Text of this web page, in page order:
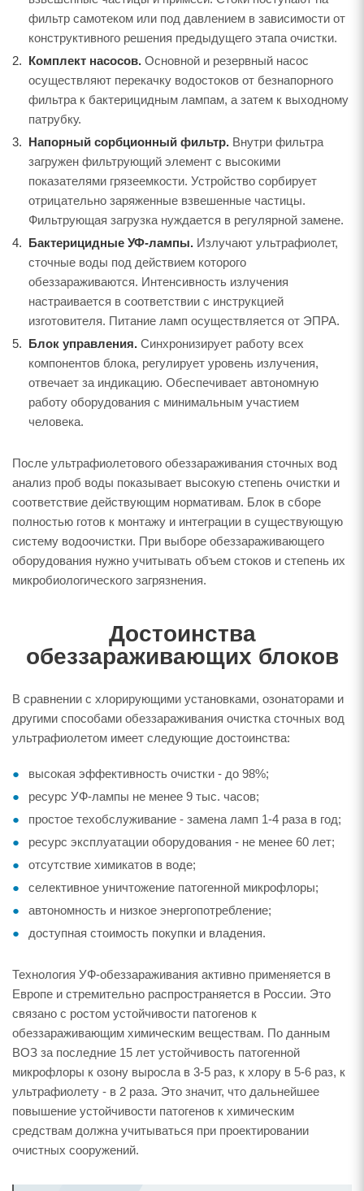
фильтр самотеком или под давлением в зависимости от
конструктивного решения предыдущего этапа очистки.
Комплект насосов. Основной и резервный насос
осуществляют перекачку водостоков от безнапорного
фильтра к бактерицидным лампам, а затем к выходному
патрубку.
Напорный сорбционный фильтр. Внутри фильтра
загружен фильтрующий элемент с высокими
показателями грязеемкости. Устройство сорбирует
отрицательно заряженные взвешенные частицы.
Фильтрующая загрузка нуждается в регулярной замене.
Бактерицидные УФ-лампы. Излучают ультрафиолет,
сточные воды под действием которого
обеззараживаются. Интенсивность излучения
настраивается в соответствии с инструкцией
изготовителя. Питание ламп осуществляется от ЭПРА.
Блок управления. Синхронизирует работу всех
компонентов блока, регулирует уровень излучения,
отвечает за индикацию. Обеспечивает автономную
работу оборудования с минимальным участием
человека.
После ультрафиолетового обеззараживания сточных вод
анализ проб воды показывает высокую степень очистки и
соответствие действующим нормативам. Блок в сборе
полностью готов к монтажу и интеграции в существующую
систему водоочистки. При выборе обеззараживающего
оборудования нужно учитывать объем стоков и степень их
микробиологического загрязнения.
Достоинства
обеззараживающих блоков
В сравнении с хлорирующими установками, озонаторами и
другими способами обеззараживания очистка сточных вод
ультрафиолетом имеет следующие достоинства:
высокая эффективность очистки - до 98%;
ресурс УФ-лампы не менее 9 тыс. часов;
простое техобслуживание - замена ламп 1-4 раза в год;
ресурс эксплуатации оборудования - не менее 60 лет;
отсутствие химикатов в воде;
селективное уничтожение патогенной микрофлоры;
автономность и низкое энергопотребление;
доступная стоимость покупки и владения.
Технология УФ-обеззараживания активно применяется в
Европе и стремительно распространяется в России. Это
связано с ростом устойчивости патогенов к
обеззараживающим химическим веществам. По данным
ВОЗ за последние 15 лет устойчивость патогенной
микрофлоры к озону выросла в 3-5 раз, к хлору в 5-6 раз, к
ультрафиолету - в 2 раза. Это значит, что дальнейшее
повышение устойчивости патогенов к химическим
средствам должна учитываться при проектировании
очистных сооружений.